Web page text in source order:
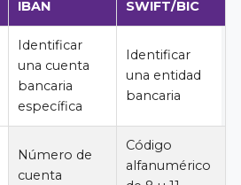
IBAN SWIFT/BIC
Identificar
una cuenta
bancaria
específica
Identificar
una entidad
bancaria
Número de
cuenta
Código
alfanumérico